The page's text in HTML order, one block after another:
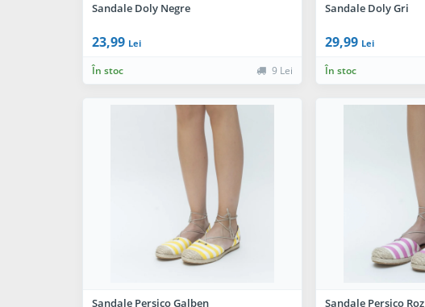
Sandale Doly Negre
23,99 Lei
În stoc 9 Lei
Sandale Doly Gri
29,99 Lei
În stoc
Sandale Persico Galben Sandale Persico Roz